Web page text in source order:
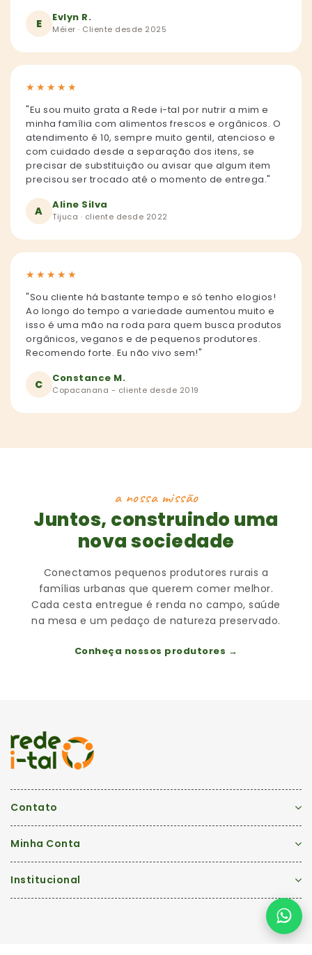
E Evlyn R.
Méier · Cliente desde 2025
★ ★ ★ ★ ★
"Eu sou muito grata a Rede i-tal por nutrir a mim e
minha família com alimentos frescos e orgânicos. O
atendimento é 10, sempre muito gentil, atencioso e
com cuidado desde a separação dos itens, se
precisar de substituição ou avisar que algum item
precisou ser trocado até o momento de entrega."
A Aline Silva
Tijuca · cliente desde 2022
★ ★ ★ ★ ★
"Sou cliente há bastante tempo e só tenho elogios!
Ao longo do tempo a variedade aumentou muito e
isso é uma mão na roda para quem busca produtos
orgânicos, veganos e de pequenos produtores.
Recomendo forte. Eu não vivo sem!"
C Constance M.
Copacanana - cliente desde 2019
a nossa missão
Juntos, construindo uma
nova sociedade
Conectamos pequenos produtores rurais a
famílias urbanas que querem comer melhor.
Cada cesta entregue é renda no campo, saúde
na mesa e um pedaço de natureza preservado.
Conheça nossos produtores →
Contato
Minha Conta
Institucional